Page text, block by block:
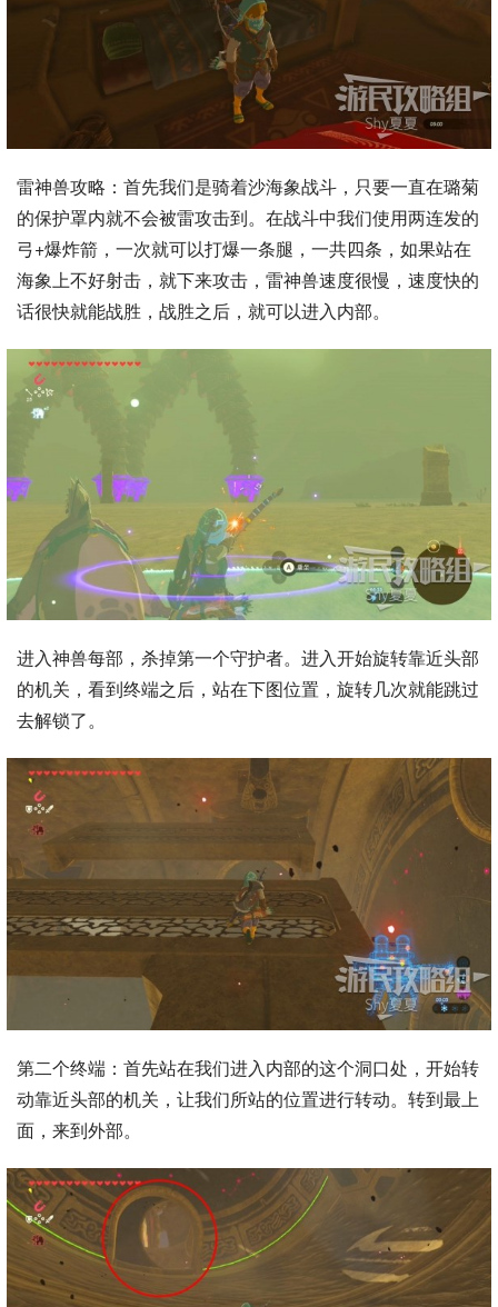
雷神兽攻略：首先我们是骑着沙海象战斗，只要一直在璐菊
的保护罩内就不会被雷攻击到。在战斗中我们使用两连发的
弓+爆炸箭，一次就可以打爆一条腿，一共四条，如果站在
海象上不好射击，就下来攻击，雷神兽速度很慢，速度快的
话很快就能战胜，战胜之后，就可以进入内部。
进入神兽每部，杀掉第一个守护者。进入开始旋转靠近头部
的机关，看到终端之后，站在下图位置，旋转几次就能跳过
去解锁了。
第二个终端：首先站在我们进入内部的这个洞口处，开始转
动靠近头部的机关，让我们所站的位置进行转动。转到最上
面，来到外部。